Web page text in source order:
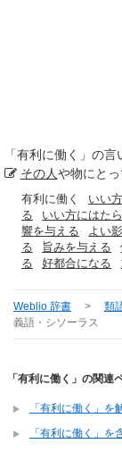
「有利に働く
」の
その人や物にと
有利に働く いい
る
いい方にはたら
響を与える
よい
る
旨みを与える
る
好都合になる
Weblio 辞書 > 類
義語・シソーラス
「有利に働く」の関連
「有利に働く」
「有利に働く」を